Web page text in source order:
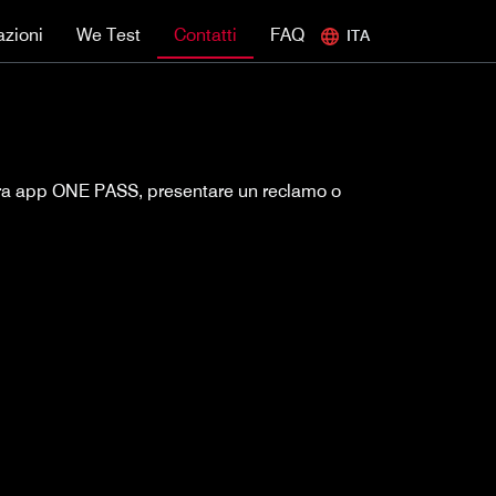
We Test Contatti FAQ ITA
app ONE PASS, presentare un reclamo o